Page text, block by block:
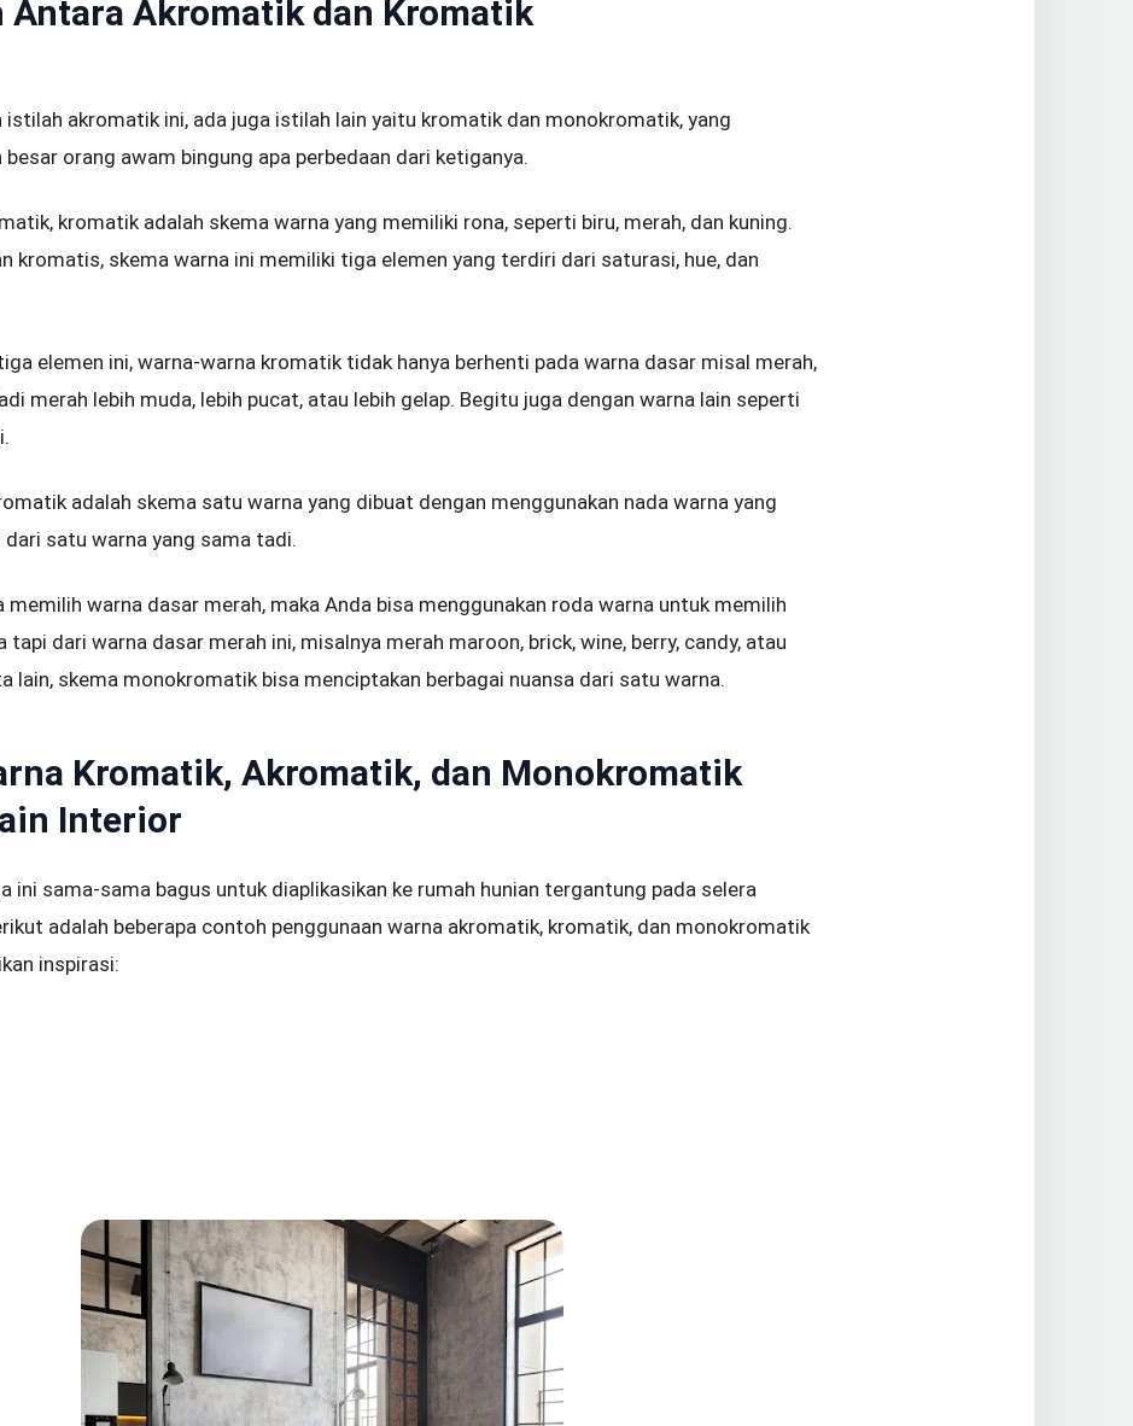
Antara Akromatik dan Kromatik
istilah akromatik ini, ada juga istilah lain yaitu kromatik dan monokromatik, yang
orang awam bingung apa perbedaan dari ketiganya.
kromatik adalah skema warna yang memiliki rona, seperti biru, merah, dan kuning.
kromatis, skema warna ini memiliki tiga elemen yang terdiri dari saturasi, hue, dan
elemen ini, warna-warna kromatik tidak hanya berhenti pada warna dasar misal merah,
merah lebih muda, lebih pucat, atau lebih gelap. Begitu juga dengan warna lain seperti
adalah skema satu warna yang dibuat dengan menggunakan nada warna yang
satu warna yang sama tadi.
memilih warna dasar merah, maka Anda bisa menggunakan roda warna untuk memilih
tapi dari warna dasar merah ini, misalnya merah maroon, brick, wine, berry, candy, atau
lain, skema monokromatik bisa menciptakan berbagai nuansa dari satu warna.
Kromatik, Akromatik, dan Monokromatik
Interior
ini sama-sama bagus untuk diaplikasikan ke rumah hunian tergantung pada selera
adalah beberapa contoh penggunaan warna akromatik, kromatik, dan monokromatik
inspirasi: